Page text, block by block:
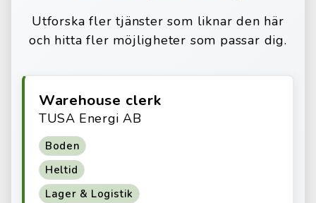
Utforska fler tjänster som liknar den här
och hitta fler möjligheter som passar dig.
Warehouse clerk
TUSA Energi AB
Boden
Heltid
Lager & Logistik